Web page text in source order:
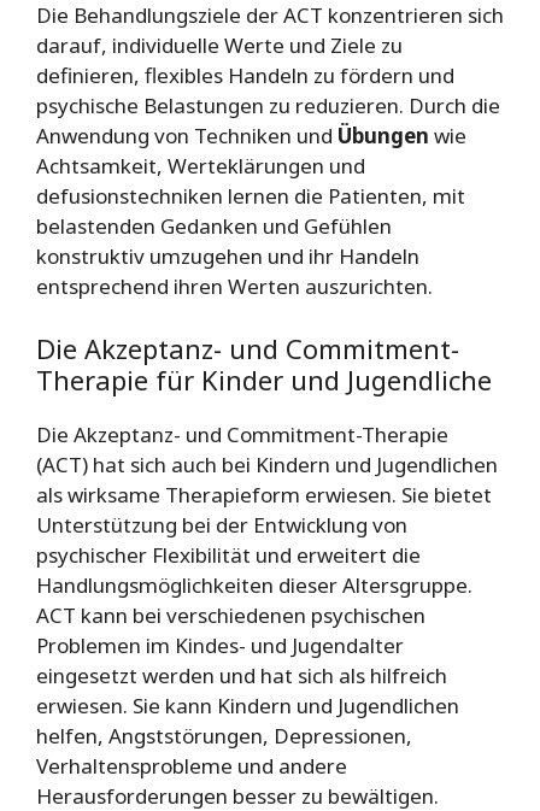
Die Behandlungsziele der ACT konzentrieren sich
darauf, individuelle Werte und Ziele zu
definieren, flexibles Handeln zu fördern und
psychische Belastungen zu reduzieren. Durch die
Anwendung von Techniken und Übungen wie
Achtsamkeit, Werteklärungen und
defusionstechniken lernen die Patienten, mit
belastenden Gedanken und Gefühlen
konstruktiv umzugehen und ihr Handeln
entsprechend ihren Werten auszurichten.
Die Akzeptanz- und Commitment-
Therapie für Kinder und Jugendliche
Die Akzeptanz- und Commitment-Therapie
(ACT) hat sich auch bei Kindern und Jugendlichen
als wirksame Therapieform erwiesen. Sie bietet
Unterstützung bei der Entwicklung von
psychischer Flexibilität und erweitert die
Handlungsmöglichkeiten dieser Altersgruppe.
ACT kann bei verschiedenen psychischen
Problemen im Kindes- und Jugendalter
eingesetzt werden und hat sich als hilfreich
erwiesen. Sie kann Kindern und Jugendlichen
helfen, Angststörungen, Depressionen,
Verhaltensprobleme und andere
Herausforderungen besser zu bewältigen.